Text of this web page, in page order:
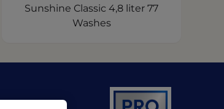
Sunshine Classic 4,8 liter 77
Washes